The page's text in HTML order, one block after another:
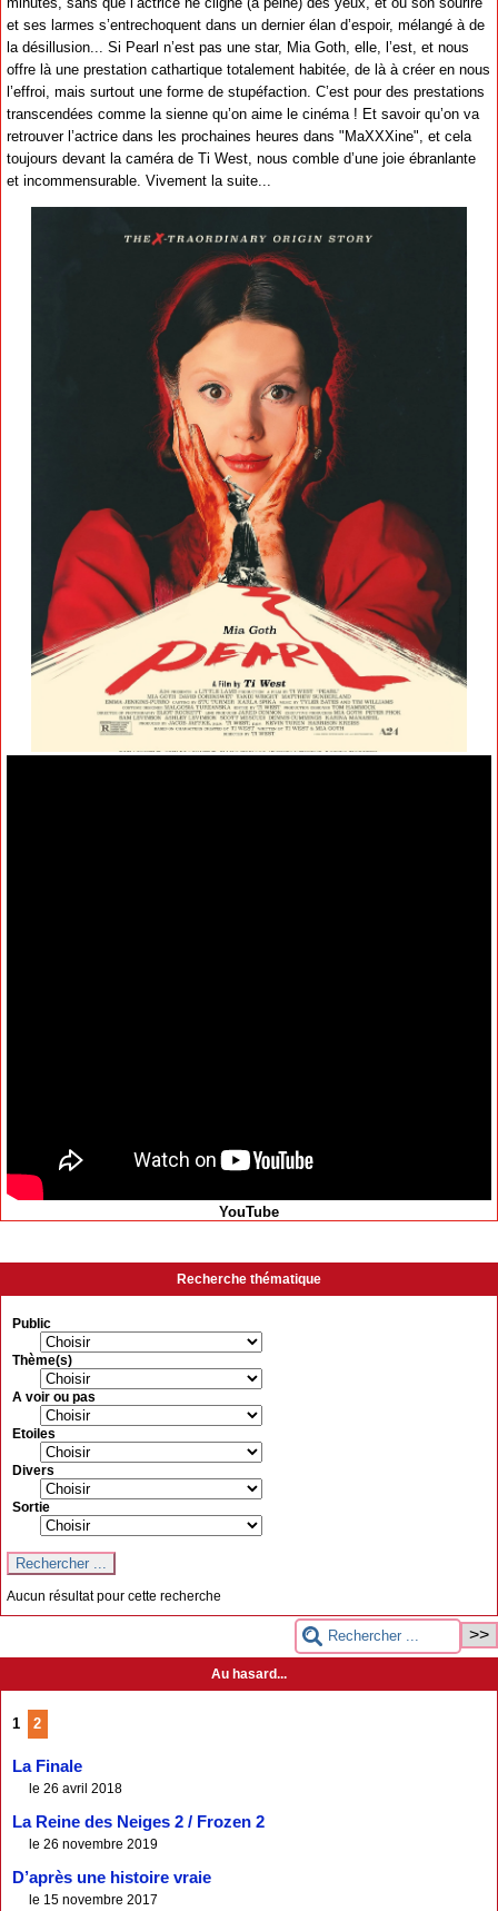
et ses larmes s’entrechoquent dans un dernier élan d’espoir, mélangé à de
la désillusion... Si Pearl n’est pas une star, Mia Goth, elle, l’est, et nous
offre là une prestation cathartique totalement habitée, de là à créer en nous
l’effroi, mais surtout une forme de stupéfaction. C’est pour des prestations
transcendées comme la sienne qu’on aime le cinéma ! Et savoir qu’on va
retrouver l’actrice dans les prochaines heures dans "MaXXXine", et cela
toujours devant la caméra de Ti West, nous comble d’une joie ébranlante
et incommensurable. Vivement la suite...
YouTube
Recherche thématique
Public
Thème(s)
A voir ou pas
Etoiles
Divers
Sortie
Aucun résultat pour cette recherche
Au hasard...
1 2
La Finale
le 26 avril 2018
La Reine des Neiges 2 / Frozen 2
le 26 novembre 2019
D’après une histoire vraie
le 15 novembre 2017